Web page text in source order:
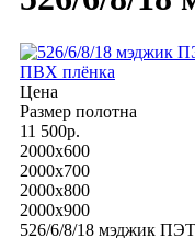
ПВХ плёнка
Цена
Размер полотна
11 500р.
2000x600
2000x700
2000x800
2000x900
526/6/8/18 мэджик ПЭТ